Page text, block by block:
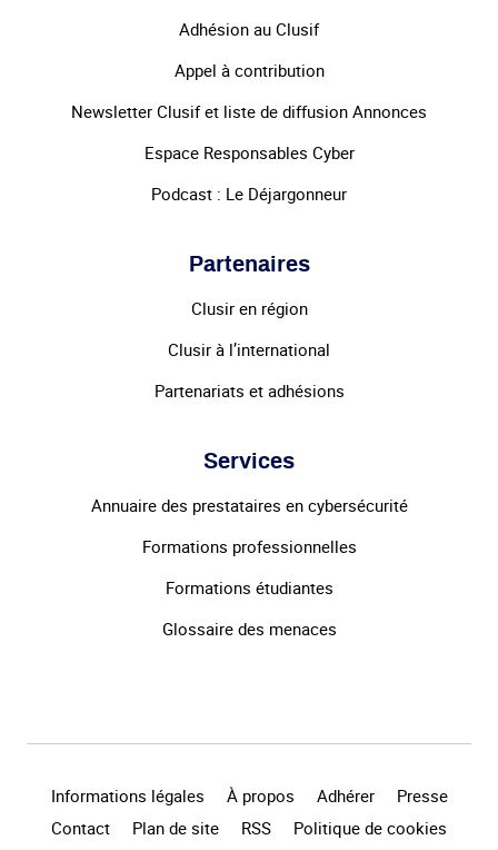
Adhésion au Clusif
Appel à contribution
Newsletter Clusif et liste de diffusion Annonces
Espace Responsables Cyber
Podcast : Le Déjargonneur
Partenaires
Clusir en région
Clusir à l’international
Partenariats et adhésions
Services
Annuaire des prestataires en cybersécurité
Formations professionnelles
Formations étudiantes
Glossaire des menaces
Informations légales À propos Adhérer
Presse
Contact
Plan de site RSS Politique de cookies